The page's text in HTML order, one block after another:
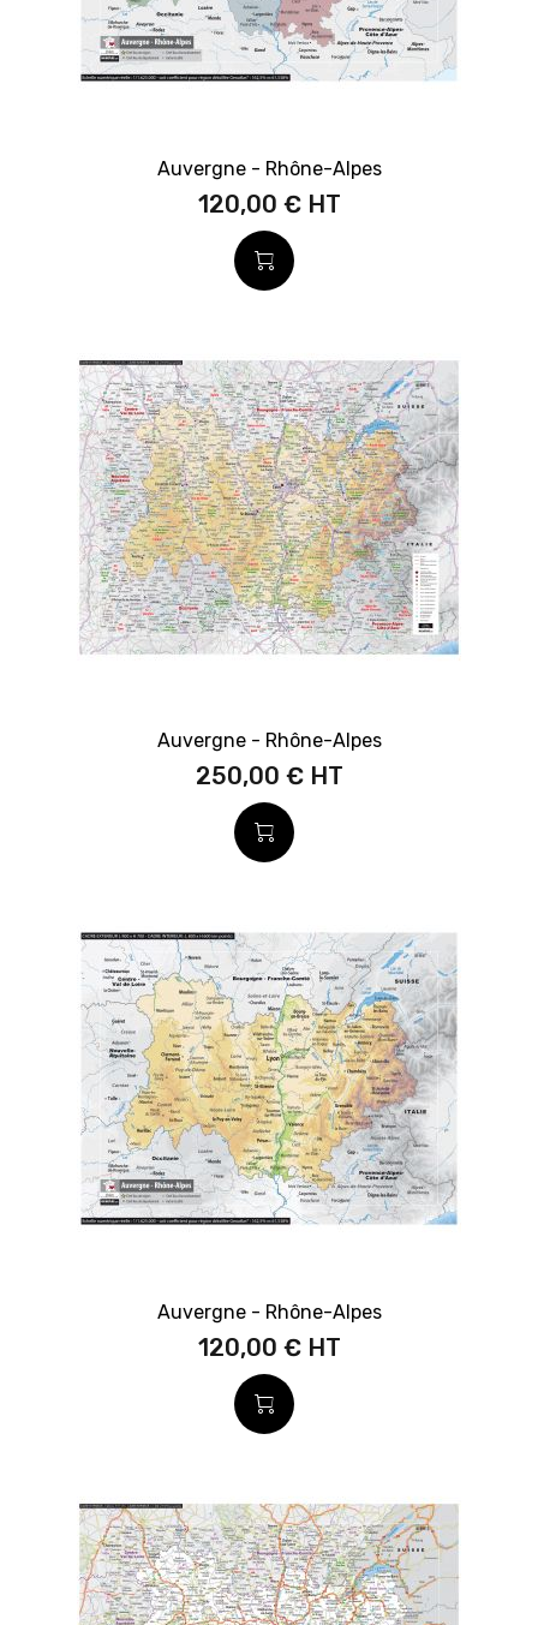
Auvergne - Rhône-Alpes
120,00 €
Auvergne - Rhône-Alpes
250,00 €
Auvergne - Rhône-Alpes
120,00 €